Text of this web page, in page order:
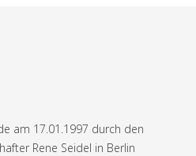
am 17.01.1997 durch den
Rene Seidel in Berlin